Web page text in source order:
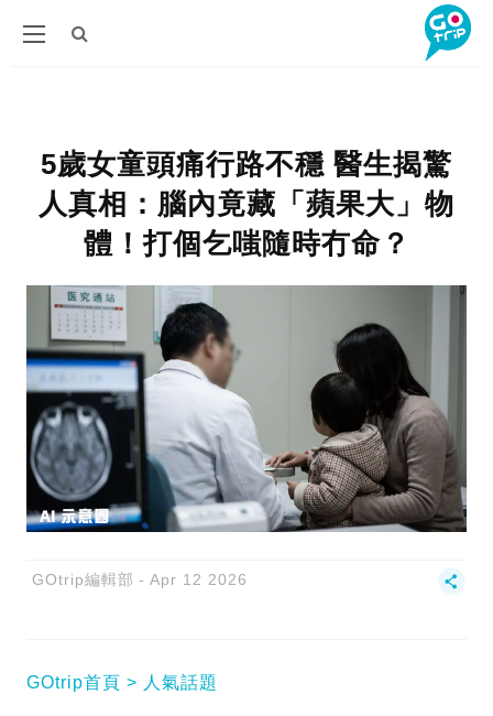
5歲女童頭痛行路不穩 醫生揭驚
人真相：腦內竟藏「蘋果大」物
體！打個乞嗤隨時冇命？
GOtrip編輯部 Apr 12 2026
GOtrip首頁 人氣話題